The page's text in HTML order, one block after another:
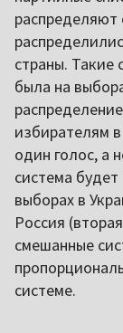
распределяют
страны. Такие
была на
избирателям
один голос, а
система
выборах в
Россия
смешанные
системе.